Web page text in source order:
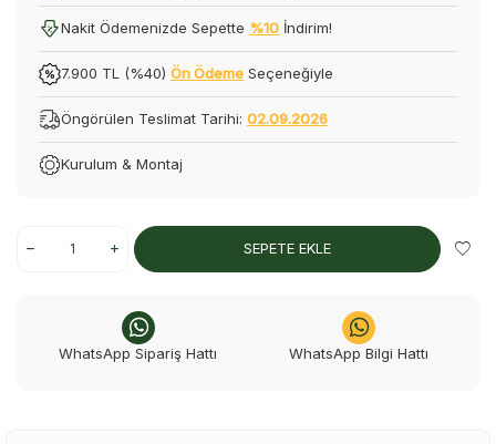
Nakit Ödemenizde Sepette %10 İndirim!
7.900 TL (%40) Ön Ödeme Seçeneğiyle
Öngörülen Teslimat Tarihi: 02.09.2026
Kurulum & Montaj
SEPETE EKLE
WhatsApp Sipariş Hattı WhatsApp Bilgi Hattı